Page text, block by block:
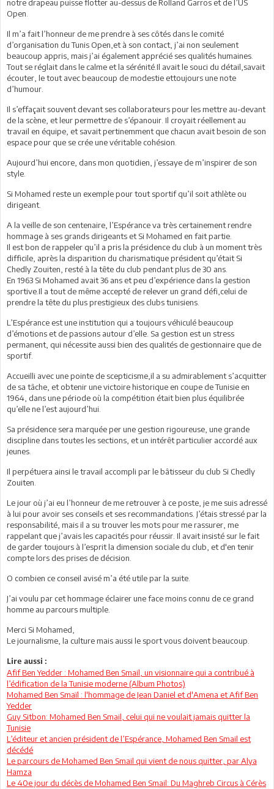
notre drapeau puisse flotter au-dessus de Rolland Garros et de l’US
Open.
Il m’a fait l’honneur de me prendre à ses côtés dans le comité
d’organisation du Tunis Open,et à son contact, j’ai non seulement
beaucoup appris, mais j’ai également apprécié ses qualités humaines.
Tout se réglait dans le calme et la sérénité.Il avait le souci du détail,savait
écouter, le tout avec beaucoup de modestie ettoujours une note
d’humour.
Il s’effaçait souvent devant ses collaborateurs pour les mettre au-devant
de la scène, et leur permettre de s’épanouir. Il croyait réellement au
travail en équipe, et savait pertinemment que chacun avait besoin de son
espace pour que se crée une véritable cohésion.
Aujourd’hui encore, dans mon quotidien, j’essaye de m’inspirer de son
style.
Si Mohamed reste un exemple pour tout sportif qu’il soit athlète ou
dirigeant.
A la veille de son centenaire, l’Espérance va très certainement rendre
hommage à ses grands dirigeants et Si Mohamed en fait partie.
Il est bon de rappeler qu’il a pris la présidence du club à un moment très
difficile, après la disparition du charismatique président qu’était Si
Chedly Zouiten, resté à la tête du club pendant plus de 30 ans.
En 1963 Si Mohamed avait 36 ans et peu d’expérience dans la gestion
sportive.Il a tout de même accepté de relever un grand défi,celui de
prendre la tête du plus prestigieux des clubs tunisiens.
L’Espérance est une institution qui a toujours véhiculé beaucoup
d’émotions et de passions autour d’elle. Sa gestion est un stress
permanent, qui nécessite aussi bien des qualités de gestionnaire que de
sportif.
Accueilli avec une pointe de scepticisme,il a su admirablement s’acquitter
de sa tâche, et obtenir une victoire historique en coupe de Tunisie en
1964, dans une période où la compétition était bien plus équilibrée
qu’elle ne l’est aujourd’hui.
Sa présidence sera marquée per une gestion rigoureuse, une grande
discipline dans toutes les sections, et un intérêt particulier accordé aux
jeunes.
Il perpétuera ainsi le travail accompli par le bâtisseur du club Si Chedly
Zouiten.
Le jour où j’ai eu l’honneur de me retrouver à ce poste, je me suis adressé
à lui pour avoir ses conseils et ses recommandations. J’étais stressé par la
responsabilité, mais il a su trouver les mots pour me rassurer, me
rappelant que j’avais les capacités pour réussir. Il avait insisté sur le fait
de garder toujours à l’esprit la dimension sociale du club, et d'en tenir
compte lors des prises de décision.
O combien ce conseil avisé m’a été utile par la suite.
J’ai voulu par cet hommage éclairer une face moins connu de ce grand
homme au parcours multiple.
Merci Si Mohamed,
Le journalisme, la culture mais aussi le sport vous doivent beaucoup.
Lire aussi :
Afif Ben Yedder : Mohamed Ben Smail, un visionnaire qui a contribué à
l’édification de la Tunisie moderne (Album Photos)
Mohamed Ben Smaïl : l'hommage de Jean Daniel et d'Amena et Afif Ben
Yedder
Guy Sitbon: Mohamed Ben Smail, celui qui ne voulait jamais quitter la
Tunisie
L’éditeur et ancien président de l’Espérance, Mohamed Ben Smail est
décédé
Le parcours de Mohamed Ben Smail qui vient de nous quitter, par Alya
Hamza
Le 40e jour du décès de Mohamed Ben Smail: Du Maghreb Circus à Cérès